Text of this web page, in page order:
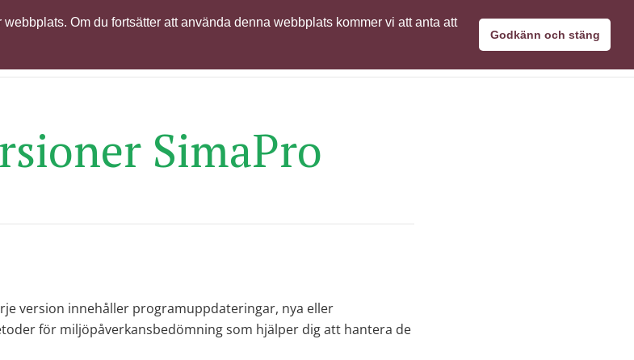
Support Globalt partnernätverk Kontakta oss
SimaPro
version innehåller programuppdateringar, nya eller
för miljöpåverkansbedömning som hjälper dig att hantera de
Om du fortsätter att använda denna webbplats kommer vi att anta att
Godkänn och stäng